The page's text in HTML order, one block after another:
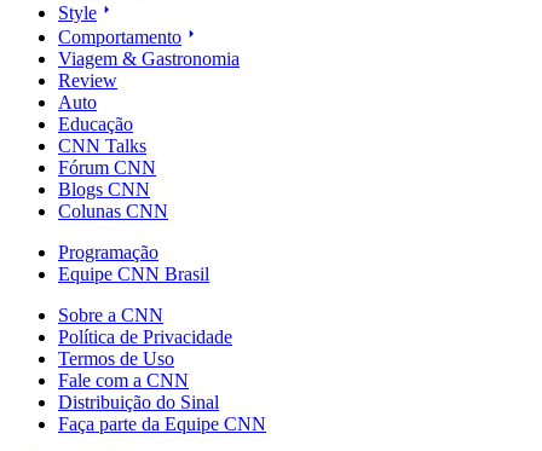
Style
Comportamento
Viagem & Gastronomia
Review
Auto
Educação
CNN Talks
Fórum CNN
Blogs CNN
Colunas CNN
Programação
Equipe CNN Brasil
Sobre a CNN
Política de Privacidade
Termos de Uso
Fale com a CNN
Distribuição do Sinal
Faça parte da Equipe CNN